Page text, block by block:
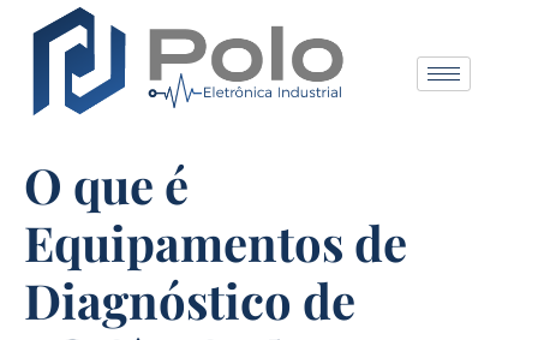
O que é
Equipamentos de
Diagnóstico de